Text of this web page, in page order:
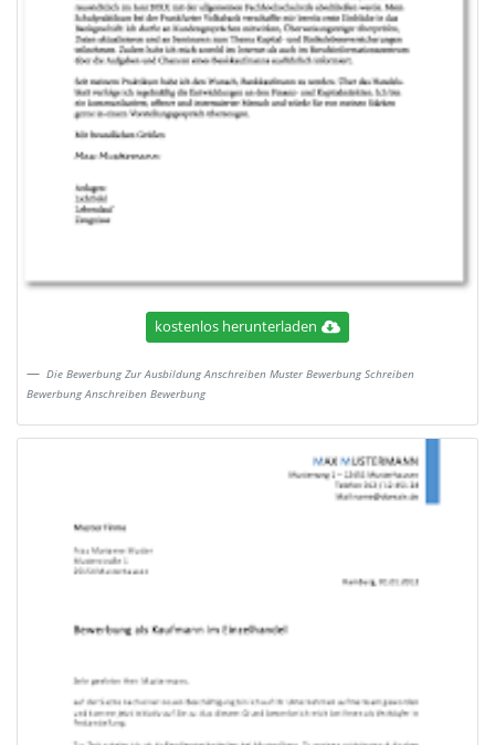
kostenlos herunterladen
Die Bewerbung Zur Ausbildung Anschreiben Muster Bewerbung Schreiben
Bewerbung Anschreiben Bewerbung